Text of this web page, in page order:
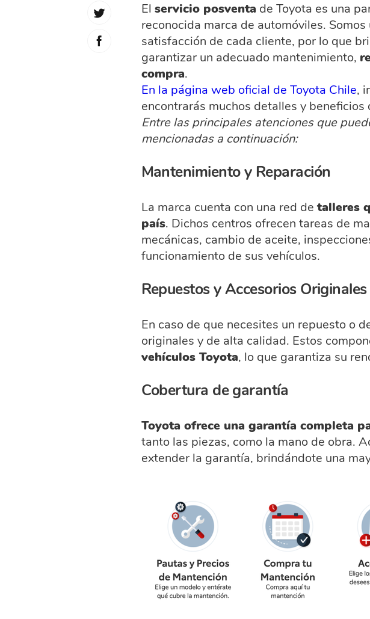
El servicio posventa de Toyota es una
reconocida marca de automóviles.
satisfacción de cada cliente, por lo que
garantizar un adecuado mantenimiento,
compra.
En la página web oficial de Toyota Chile,
encontrarás muchos detalles y
Entre las principales atenciones que
mencionadas a continuación:
Mantenimiento y Reparación
La marca cuenta con una red detalleres
país. Dichos centros ofrecen tareas de
mecánicas, cambio de aceite,
funcionamiento de sus vehículos.
Repuestos y Accesorios Originales
En caso de que necesites un repuesto o
originales y de alta calidad. Estos
vehículos Toyota, lo que garantiza su
Cobertura de garantía
Toyota ofrece una garantía completa
tanto las piezas, como la mano de obra.
extender la garantía, brindándote una